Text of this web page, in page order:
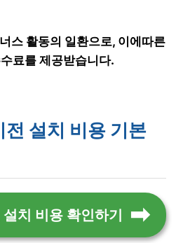
스 활동의 일환으로, 이에따른
료를 제공받습니다.
전 설치 비용 기본
치 비용 확인하기